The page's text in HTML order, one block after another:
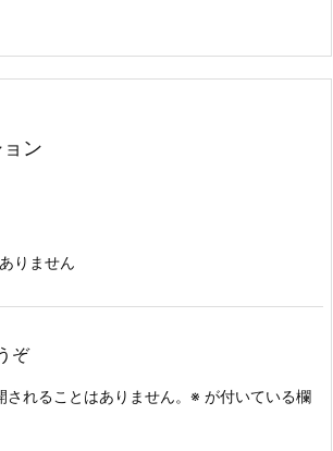
ン
りません
ぞ
れることはありません。 ※ が付いている欄